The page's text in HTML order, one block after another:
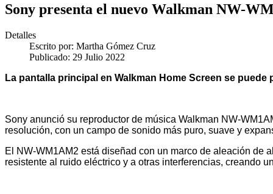
Sony presenta el nuevo Walkman NW-
Detalles
Escrito por: Martha Gómez Cruz
Publicado: 29 Julio 2022
La pantalla principal en Walkman Home Screen se
Sony anunció su reproductor de música Walkman NW-
resolución, con un campo de sonido más puro, suave y
El NW-WM1AM2 está diseñad con un marco de aleación de
resistente al ruido eléctrico y a otras interferencias, creando